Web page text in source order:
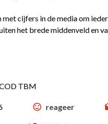
cijfers in de media om
het brede middenveld en
TBM
reageer